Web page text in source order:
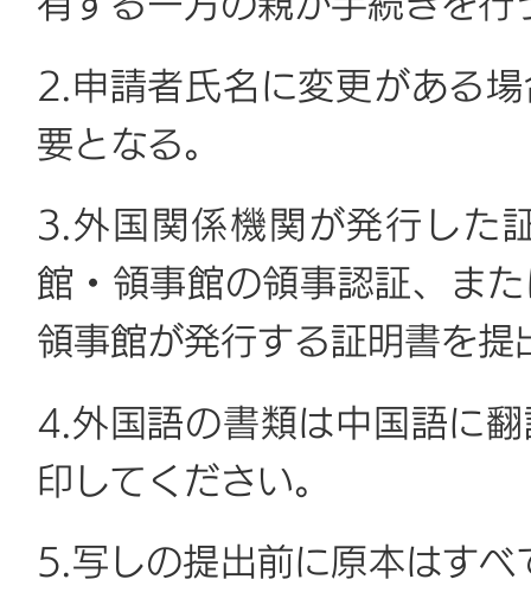
2.申請者氏名に変更がある
要となる。
3.外国関係機関が発行した
館・領事館の領事認証、ま
領事館が発行する証明書を
4.外国語の書類は中国語に
印してください。
5.写しの提出前に原本はす